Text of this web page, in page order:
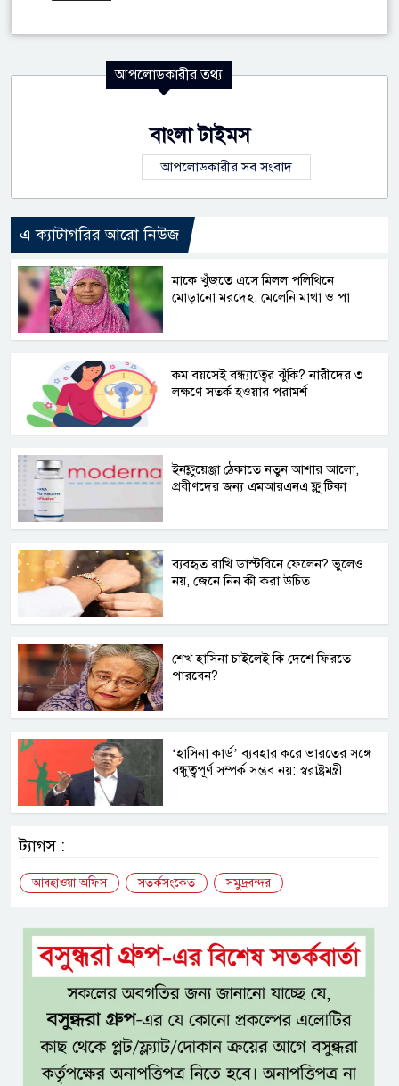
আপলোডকারীর তথ্য
বাংলা টাইমস
আপলোডকারীর সব সংবাদ
এ ক্যাটাগরির আরো নিউজ
মাকে খুঁজতে এসে মিলল পলিথিনে
মোড়ানো মরদেহ, মেলেনি মাথা ও পা
কম বয়সেই বন্ধ্যাত্বের ঝুঁকি? নারীদের ৩
লক্ষণে সতর্ক হওয়ার পরামর্শ
ইনফ্লুয়েঞ্জা ঠেকাতে নতুন আশার আলো,
প্রবীণদের জন্য এমআরএনএ ফ্লু টিকা
ব্যবহৃত রাখি ডাস্টবিনে ফেলেন? ভুলেও
নয়, জেনে নিন কী করা উচিত
শেখ হাসিনা চাইলেই কি দেশে ফিরতে
পারবেন?
‘হাসিনা কার্ড’ ব্যবহার করে ভারতের সঙ্গে
বন্ধুত্বপূর্ণ সম্পর্ক সম্ভব নয়: স্বরাষ্ট্রমন্ত্রী
ট্যাগস :
আবহাওয়া অফিস সতর্কসংকেত সমুদ্রবন্দর